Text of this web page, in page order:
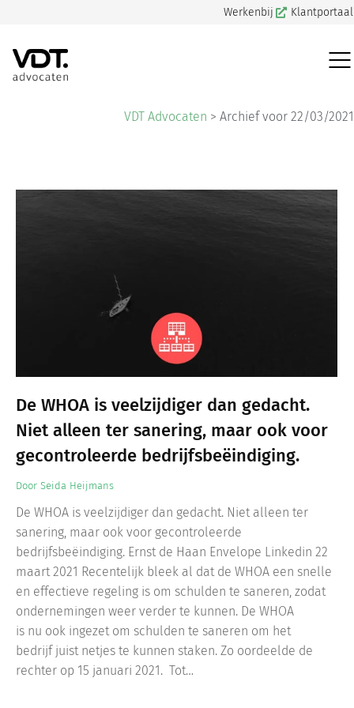
Werkenbij Klantportaal
VDT Advocaten > Archief voor 22/03/2021
De WHOA is veelzijdiger dan gedacht.
Niet alleen ter sanering, maar ook voor
gecontroleerde bedrijfsbeëindiging. ​
Door Seida Heijmans
De WHOA is veelzijdiger dan gedacht. Niet alleen ter
sanering, maar ook voor gecontroleerde
bedrijfsbeëindiging. Ernst de Haan Envelope Linkedin 22
maart 2021 Recentelijk bleek al dat de WHOA een snelle
en effectieve regeling is om schulden te saneren, zodat
ondernemingen weer verder te kunnen. De WHOA
is nu ook ingezet om schulden te saneren om het
bedrijf juist netjes te kunnen staken. Zo oordeelde de
rechter op 15 januari 2021. Tot…